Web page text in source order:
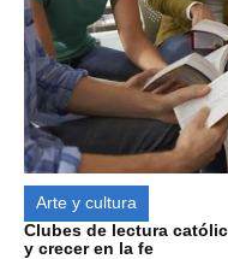
Arte y cultura
Clubes de lectura
y crecer en la fe